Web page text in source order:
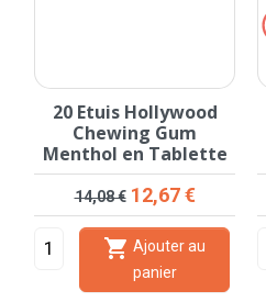
20 Etuis Hollywood
Chewing Gum
Menthol en Tablette
Prix de base
14,08 € Prix
12,67 €
 Ajouter au
panier